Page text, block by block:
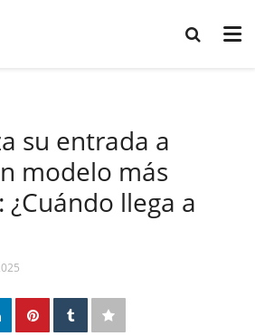
su entrada a
modelo más
llega a